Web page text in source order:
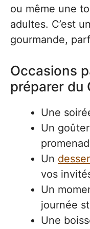
ou même une
adultes. C’est
gourmande,
Occasions
préparer du
Une
Un
Un
vos
Un
journée
Une